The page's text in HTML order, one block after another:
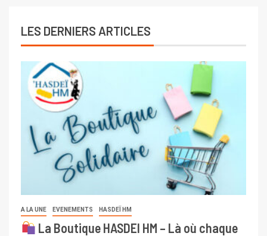
LES DERNIERS ARTICLES
A LA UNE EVENEMENTS HASDEÏ HM
La Boutique HASDEI HM – Là où chaque